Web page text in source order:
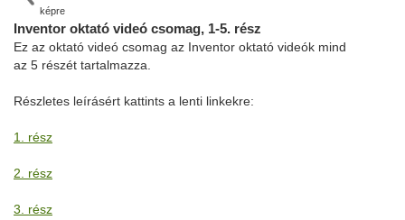
képre
Inventor oktató videó csomag, 1-5. rész
Ez az oktató videó csomag az Inventor oktató videók mind
az 5 részét tartalmazza.
Részletes leírásért kattints a lenti linkekre:
1. rész
2. rész
3. rész